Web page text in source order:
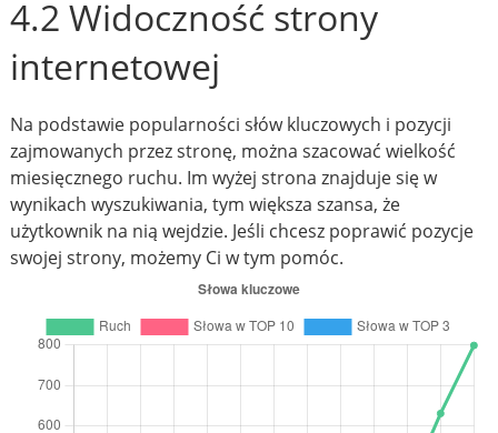
4.2 Widoczność strony
internetowej
Na podstawie popularności słów kluczowych i pozycji
zajmowanych przez stronę, można szacować wielkość
miesięcznego ruchu. Im wyżej strona znajduje się w
wynikach wyszukiwania, tym większa szansa, że
użytkownik na nią wejdzie. Jeśli chcesz poprawić pozycje
swojej strony, możemy Ci w tym pomóc.